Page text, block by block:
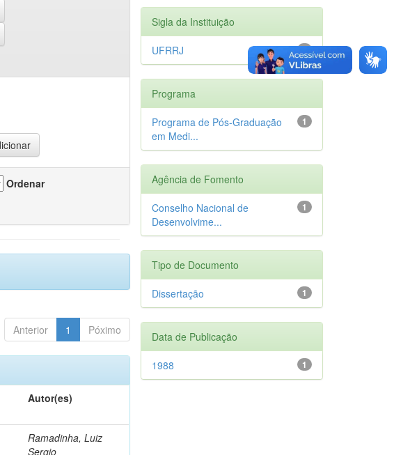
Ordenar
Anterior 1 Póximo
Autor(es)
Ramadinha, Luiz
Sergio
Sigla da Instituição
1
UFRRJ
Programa
1
Programa de Pós-Graduação
em Medi...
Agência de Fomento
1
Conselho Nacional de
Desenvolvime...
Tipo de Documento
1
Dissertação
Data de Publicação
1
1988